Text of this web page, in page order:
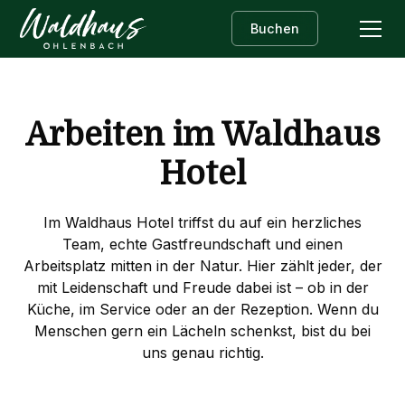
Buchen
Arbeiten im Waldhaus
Hotel
Im Waldhaus Hotel triffst du auf ein herzliches
Team, echte Gastfreundschaft und einen
Arbeitsplatz mitten in der Natur. Hier zählt jeder, der
mit Leidenschaft und Freude dabei ist – ob in der
Küche, im Service oder an der Rezeption. Wenn du
Menschen gern ein Lächeln schenkst, bist du bei
uns genau richtig.